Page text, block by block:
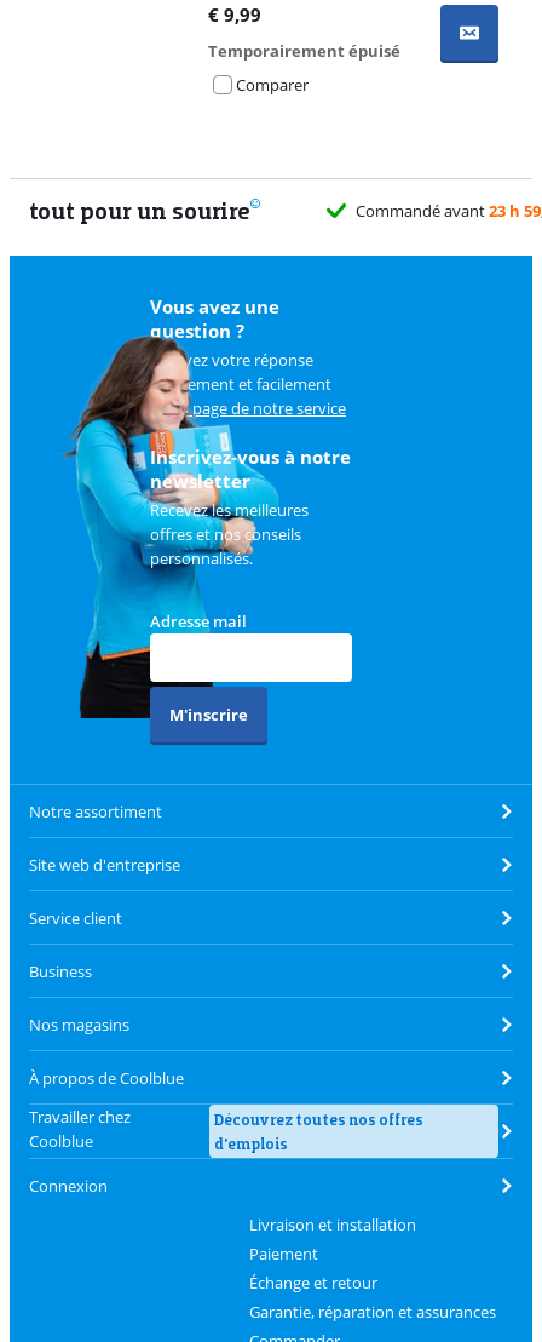
€ 9,99
Temporairement épuisé
Comparer
tout pour un sourire
Commandé avant23 h 59 , livré demain gratuitement
Vous avez une
question ?
Trouvez votre réponse
rapidement et facilement
surla page de notre service
client.
Inscrivez-vous à notre
newsletter
Recevez les meilleures
offres et nos conseils
personnalisés.
Adresse mail
M'inscrire
Notre assortiment
Site web d'entreprise
Service client
Business
Nos magasins
À propos de Coolblue
Travailler chez
Coolblue
Découvrez toutes nos offres
d'emplois
Connexion
Livraison et installation
Paiement
Échange et retour
Garantie, réparation et assurances